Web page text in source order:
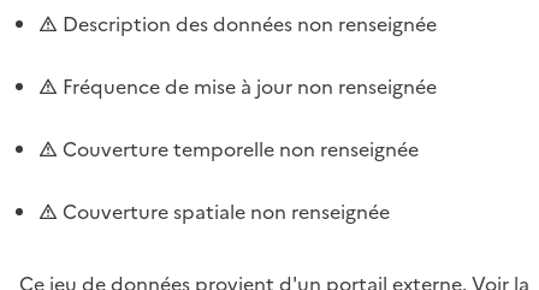
Description des données non renseignée
Fréquence de mise à jour non renseignée
Couverture temporelle non renseignée
Couverture spatiale non renseignée
Ce jeu de données provient d'un portail externe. Voir la